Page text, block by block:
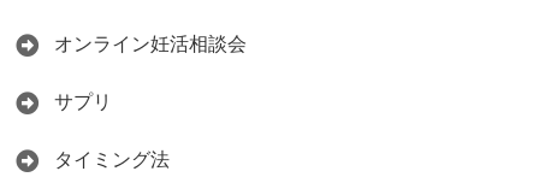
オンライン妊活相談会
サプリ
タイミング法